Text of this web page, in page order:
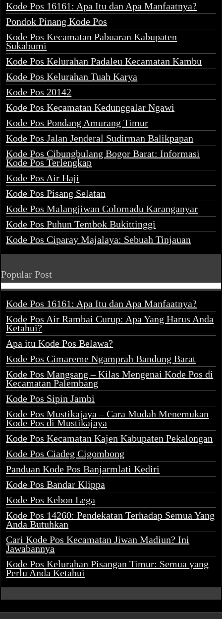
Kode Pos 16161: Apa Itu dan Apa Manfaatnya?
Pondok Pinang Kode Pos
Kode Pos Kecamatan Pabuaran Kabupaten
Sukabumi
Kode Pos Kelurahan Padaleu Kecamatan Kambu
Kode Pos Kelurahan Tuah Karya
Kode Pos 20142
Kode Pos Kecamatan Kedunggalar Ngawi
Kode Pos Pondang Amurang Timur
Kode Pos Jalan Jenderal Sudirman Balikpapan
Kode Pos Cibungbulang Bogor Barat: Informasi
Kode Pos Terlengkap
Kode Pos Air Haji
Kode Pos Pisang Selatan
Kode Pos Malangjiwan Colomadu Karanganyar
Kode Pos Puhun Tembok Bukittinggi
Kode Pos Ciparay Majalaya: Sebuah Tinjauan
Popular Post
Kode Pos 16161: Apa Itu dan Apa Manfaatnya?
Kode Pos Air Rambai Curup: Apa Yang Harus Anda
Ketahui?
Apa itu Kode Pos Belawa?
Kode Pos Cimareme Ngamprah Bandung Barat
Kode Pos Mangsang – Kilas Mengenai Kode Pos di
Kecamatan Palembang
Kode Pos Sipin Jambi
Kode Pos Mustikajaya – Cara Mudah Menemukan
Kode Pos di Mustikajaya
Kode Pos Kecamatan Kajen Kabupaten Pekalongan
Kode Pos Ciadeg Cigombong
Panduan Kode Pos Banjarmlati Kediri
Kode Pos Bandar Klippa
Kode Pos Kebon Lega
Kode Pos 14260: Pendekatan Terhadap Semua Yang
Anda Butuhkan
Cari Kode Pos Kecamatan Jiwan Madiun? Ini
Jawabannya
Kode Pos Kelurahan Pisangan Timur: Semua yang
Perlu Anda Ketahui